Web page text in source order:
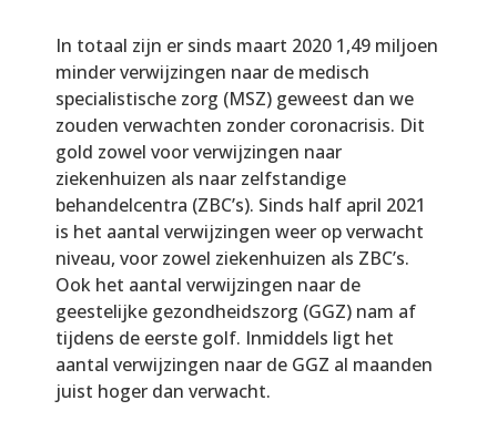
In totaal zijn er sinds maart 2020 1,49 miljoen
minder verwijzingen naar de medisch
specialistische zorg (MSZ) geweest dan we
zouden verwachten zonder coronacrisis. Dit
gold zowel voor verwijzingen naar
ziekenhuizen als naar zelfstandige
behandelcentra (ZBC’s). Sinds half april 2021
is het aantal verwijzingen weer op verwacht
niveau, voor zowel ziekenhuizen als ZBC’s.
Ook het aantal verwijzingen naar de
geestelijke gezondheidszorg (GGZ) nam af
tijdens de eerste golf. Inmiddels ligt het
aantal verwijzingen naar de GGZ al maanden
juist hoger dan verwacht.